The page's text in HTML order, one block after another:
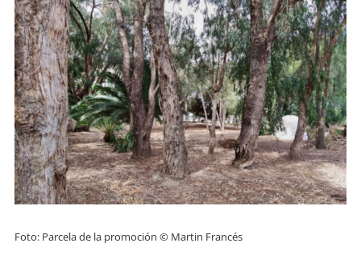
Foto: Parcela de la promoción © Martin Francés